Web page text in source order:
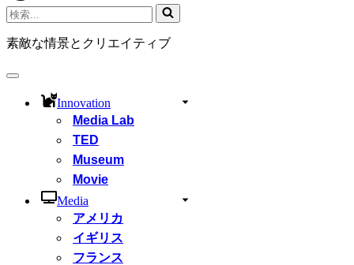
ン
メ
ニ
ュ
検
索...
素敵な情景とクリエイティブ
ナ
Innovation
Media Lab
TED
Museum
Movie
Media
アメリカ
イギリス
フランス